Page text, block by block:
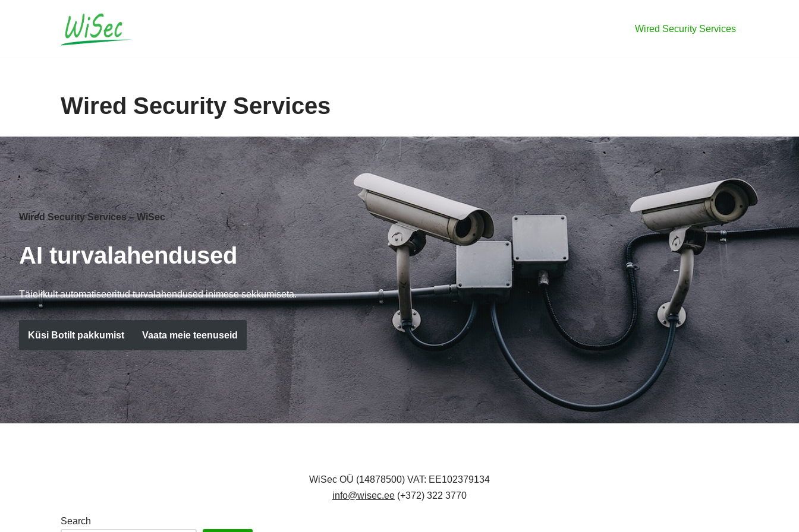
Wired Security Services
Wired Security Services
Wired Security Services – WiSec
AI turvalahendused
Täielikult automatiseeritud turvalahendused inimese sekkumiseta.
Küsi Botilt pakkumist Vaata meie teenuseid
WiSec OÜ (14878500) VAT: EE102379134
info@wisec.ee (+372) 322 3770
Search